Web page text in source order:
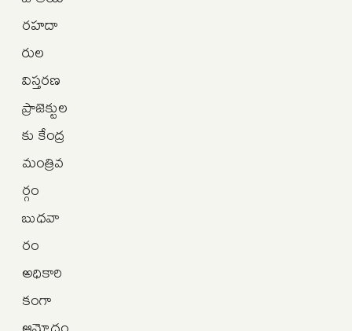
రహదా
రుల
విస్తరణ
ప్రాజెక్టుల
కు కేంద్ర
మంత్రివ
ర్గం
బుధవా
రం
అధికారి
కంగా